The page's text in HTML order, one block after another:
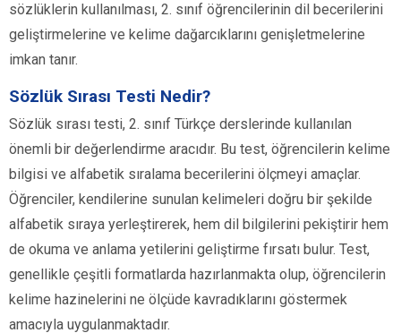
sözlüklerin kullanılması, 2. sınıf öğrencilerinin dil becerilerini
geliştirmelerine ve kelime dağarcıklarını genişletmelerine
imkan tanır.
Sözlük Sırası Testi Nedir?
Sözlük sırası testi, 2. sınıf Türkçe derslerinde kullanılan
önemli bir değerlendirme aracıdır. Bu test, öğrencilerin kelime
bilgisi ve alfabetik sıralama becerilerini ölçmeyi amaçlar.
Öğrenciler, kendilerine sunulan kelimeleri doğru bir şekilde
alfabetik sıraya yerleştirerek, hem dil bilgilerini pekiştirir hem
de okuma ve anlama yetilerini geliştirme fırsatı bulur. Test,
genellikle çeşitli formatlarda hazırlanmakta olup, öğrencilerin
kelime hazinelerini ne ölçüde kavradıklarını göstermek
amacıyla uygulanmaktadır.